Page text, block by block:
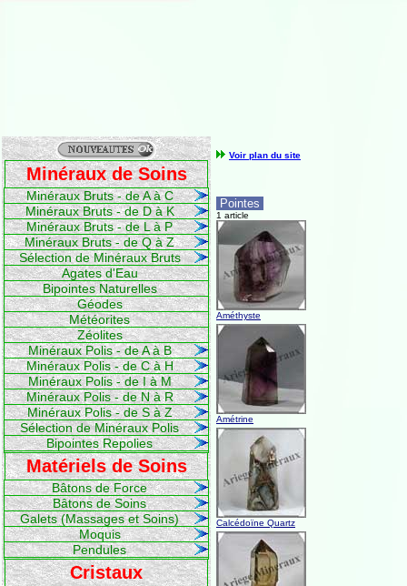
Minéraux de Soins
Minéraux Bruts - de A à C
Minéraux Bruts - de D à K
Minéraux Bruts - de L à P
Minéraux Bruts - de Q à Z
Sélection de Minéraux Bruts
Agates d'Eau
Bipointes Naturelles
Géodes
Météorites
Zéolites
Minéraux Polis - de A à B
Minéraux Polis - de C à H
Minéraux Polis - de I à M
Minéraux Polis - de N à R
Minéraux Polis - de S à Z
Sélection de Minéraux Polis
Bipointes Repolies
Matériels de Soins
Bâtons de Force
Bâtons de Soins
Galets (Massages et Soins)
Moquis
Pendules
Cristaux
Voir plan du site
Pointes
1 article
Améthyste
Amétrine
Calcédoïne Quartz